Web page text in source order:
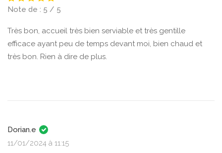
Note de : 5 / 5
Très bon, accueil très bien serviable et très gentille
efficace ayant peu de temps devant moi, bien chaud et
très bon. Rien à dire de plus.
Dorian.e
11/01/2024 à 11:15